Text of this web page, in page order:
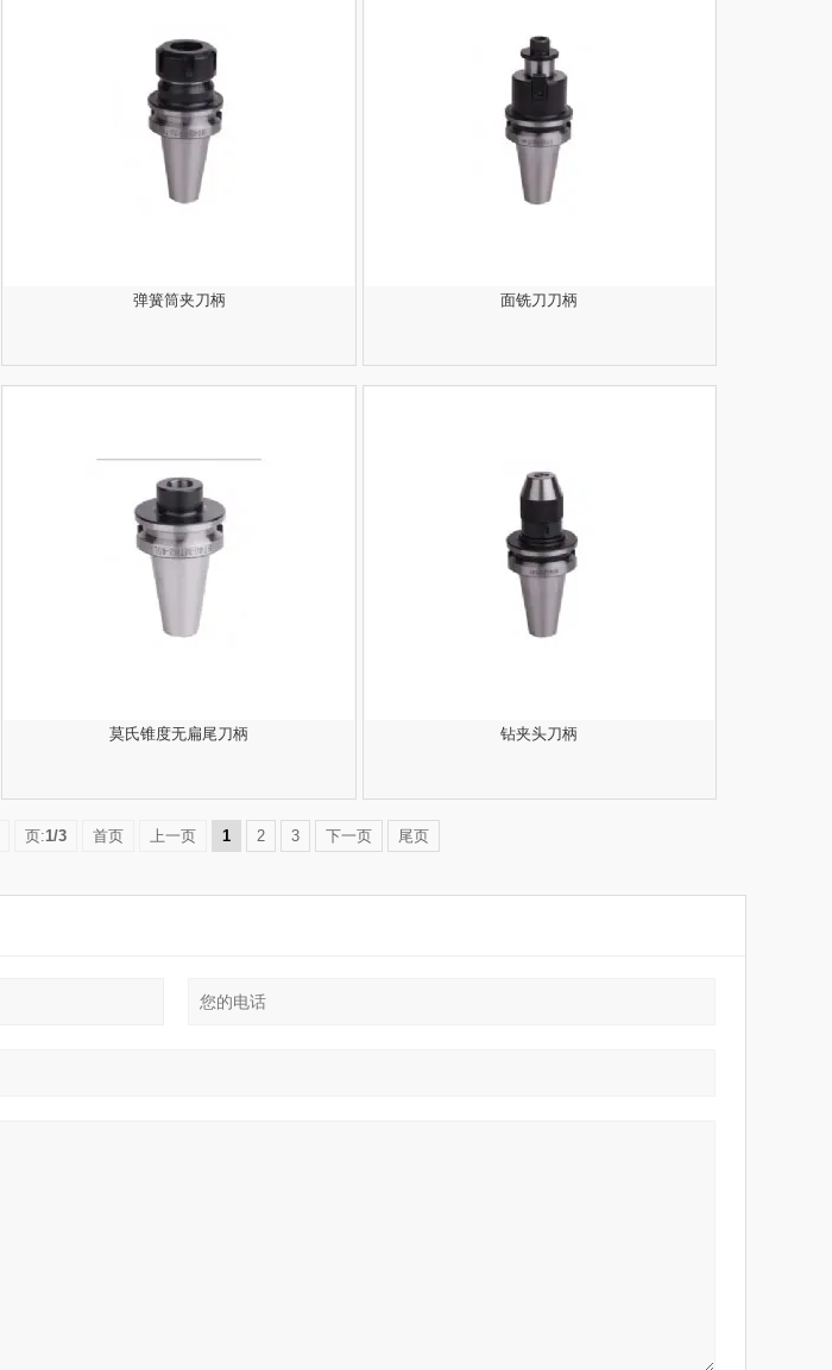
弹簧筒夹刀柄 面铣刀刀柄
莫氏锥度无扁尾刀柄 钻夹头刀柄
页:1/3 首页 上一页 1 2 3 下一页 尾页